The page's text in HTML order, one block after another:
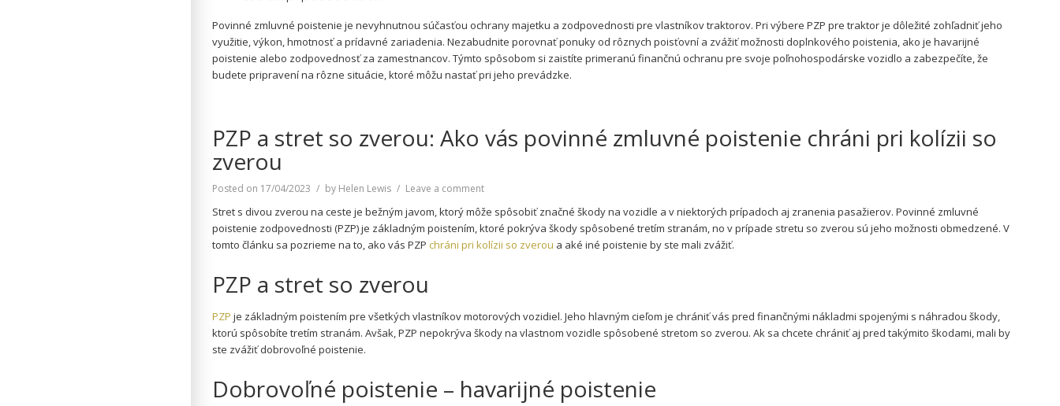
Povinné zmluvné poistenie je nevyhnutnou súčasťou ochrany majetku a zodpovednosti pre vlastníkov traktorov. Pri výbere PZP pre traktor je dôležité zohľadniť jeho
využitie, výkon, hmotnosť a prídavné zariadenia. Nezabudnite porovnať ponuky od rôznych poisťovní a zvážiť možnosti doplnkového poistenia, ako je havarijné
poistenie alebo zodpovednosť za zamestnancov. Týmto spôsobom si zaistíte primeranú finančnú ochranu pre svoje poľnohospodárske vozidlo a zabezpečíte, že
budete pripravení na rôzne situácie, ktoré môžu nastať pri jeho prevádzke.
PZP a stret so zverou: Ako vás povinné zmluvné poistenie chráni pri kolízii so
zverou
Posted on 17/04/2023 by Helen Lewis Leave a comment
a
stret
so
zmluvné
poistenie
so
Stret s divou zverou na ceste je bežným javom, ktorý môže spôsobiť značné škody na vozidle a v niektorých prípadoch aj zranenia pasažierov. Povinné zmluvné
poistenie zodpovednosti (PZP) je základným poistením, ktoré pokrýva škody spôsobené tretím stranám, no v prípade stretu so zverou sú jeho možnosti obmedzené. V
tomto článku sa pozrieme na to, ako vás PZPchráni pri kolízii so zverou a aké iné poistenie by ste mali zvážiť.
PZP a stret so zverou
PZP je základným poistením pre všetkých vlastníkov motorových vozidiel. Jeho hlavným cieľom je chrániť vás pred finančnými nákladmi spojenými s náhradou škody,
ktorú spôsobíte tretím stranám. Avšak, PZP nepokrýva škody na vlastnom vozidle spôsobené stretom so zverou. Ak sa chcete chrániť aj pred takýmito škodami, mali by
ste zvážiť dobrovoľné poistenie.
Dobrovoľné poistenie – havarijné poistenie